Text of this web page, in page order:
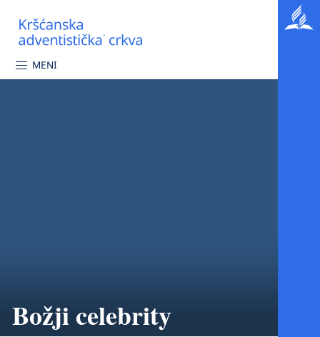
MENI
Božji celebrity